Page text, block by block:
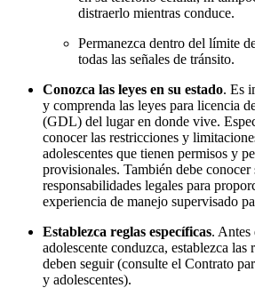
distraerlo mientras conduce.
Permanezca dentro del límite
todas las señales de tránsito.
Conozca las leyes en su estado. Es
y comprenda las leyes para licencia
(GDL) del lugar en donde vive.
conocer las restricciones y
adolescentes que tienen permisos y
provisionales. También debe conocer
responsabilidades legales para
experiencia de manejo supervisado
Establezca reglas específicas. Antes
adolescente conduzca, establezca las
deben seguir (consulte el Contrato
y adolescentes).